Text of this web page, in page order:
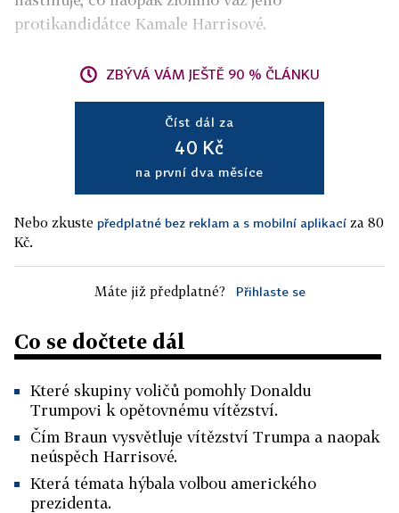
protikandidátce Kamale Harrisové.
ZBÝVÁ VÁM JEŠTĚ 90 % ČLÁNKU
Číst dál za
40 Kč
na první dva měsíce
Nebo zkuste předplatné bez reklam a s mobilní aplikací za 80
Kč.
Máte již předplatné? Přihlaste se
Co se dočtete dál
Které skupiny voličů pomohly Donaldu
Trumpovi k opětovnému vítězství.
Čím Braun vysvětluje vítězství Trumpa a naopak
neúspěch Harrisové.
Která témata hýbala volbou amerického
prezidenta.